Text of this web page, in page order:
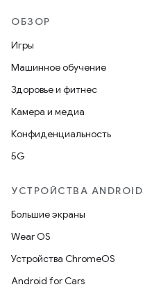
ОБЗОР
Игры
Машинное обучение
Здоровье и фитнес
Камера и медиа
Конфиденциальность
5G
УСТРОЙСТВА ANDROID
Большие экраны
Wear OS
Устройства ChromeOS
Android for Cars